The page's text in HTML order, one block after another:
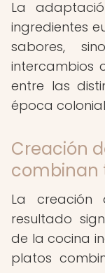
La
ingredientes
sabores,
intercambios
entre las
época
Creación
combinan
La
resultado
de la cocina
platos